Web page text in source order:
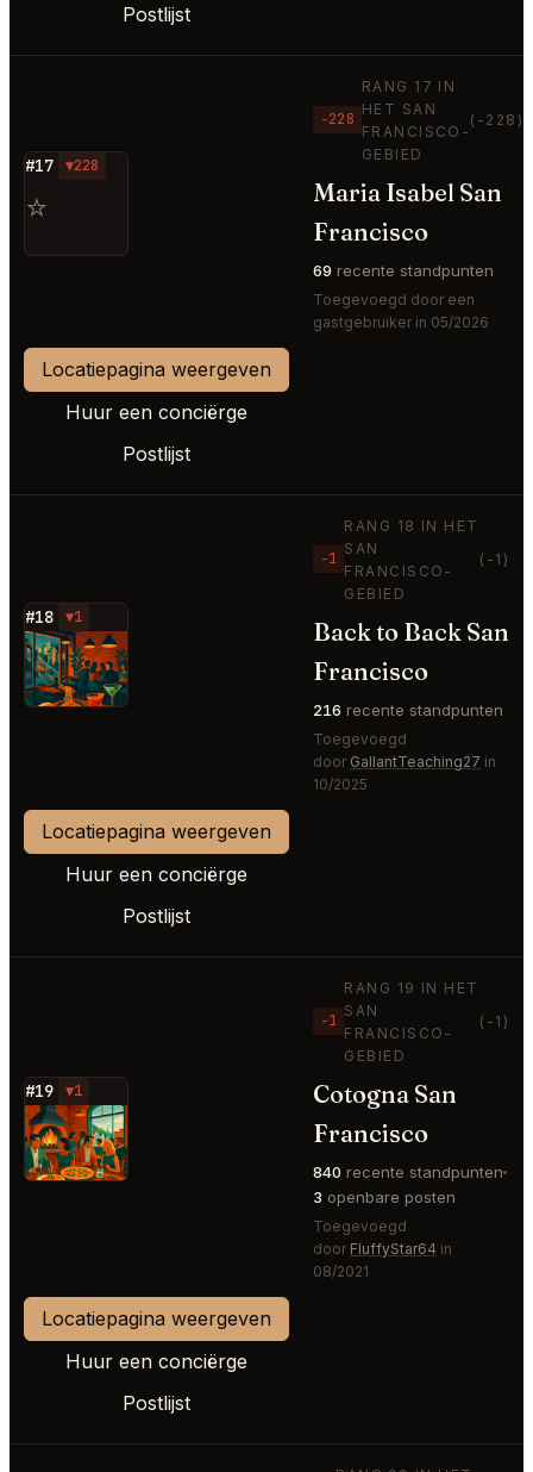
Postlijst
#17 ▼228
⭐
−228
RANG 17 IN
HET SAN
FRANCISCO-
GEBIED
(-228)
Maria Isabel San
Francisco
69 recente standpunten
Toegevoegd door een
gastgebruiker in 05/2026
Locatiepagina weergeven
Huur een conciërge
Postlijst
#18 ▼1
⭐
−1
RANG 18 IN HET
SAN
FRANCISCO-
GEBIED
(-1)
Back to Back San
Francisco
216 recente standpunten
Toegevoegd
door GallantTeaching27 in
10/2025
Locatiepagina weergeven
Huur een conciërge
Postlijst
#19 ▼1
⭐
−1
RANG 19 IN HET
SAN
FRANCISCO-
GEBIED
(-1)
Cotogna San
Francisco
840 recente standpunten
3 openbare posten
Toegevoegd
door FluffyStar64 in
08/2021
Locatiepagina weergeven
Huur een conciërge
Postlijst